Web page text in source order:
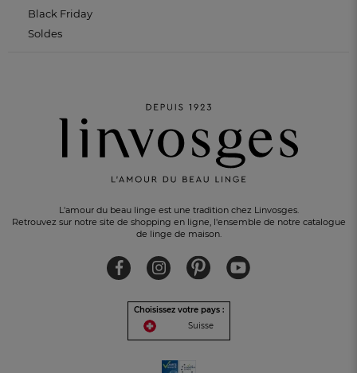
L'amour du beau linge est une tradition chez Linvosges.
Retrouvez sur notre site de shopping en ligne, l'ensemble de notre catalogue
de linge de maison.
Choisissez votre pays :
Suisse
Black Friday
Soldes